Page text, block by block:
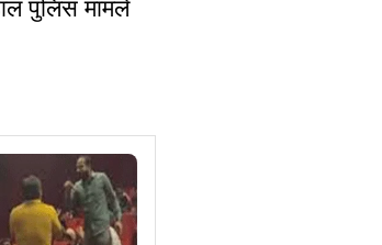
पुलिस मामले